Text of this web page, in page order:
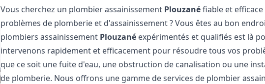
Vous cherchez un plombier assainissement Plouzanéfiable et
problèmes de plomberie et d'assainissement ? Vous êtes au bon
plombiers assainissement Plouzané expérimentés et qualifiés est là
intervenons rapidement et efficacement pour résoudre tous vos
que ce soit une fuite d'eau, une obstruction de canalisation ou une
de plomberie. Nous offrons une gamme de services de plombier